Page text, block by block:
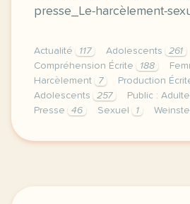
presse_Le-harcèlement-
Actualité 117 Adolescents 261
Compréhension Écrite
188
Harcèlement
7 Production
Adolescents
257 Public :
Presse
46 Sexuel 1
duree 1h30 niveau b2